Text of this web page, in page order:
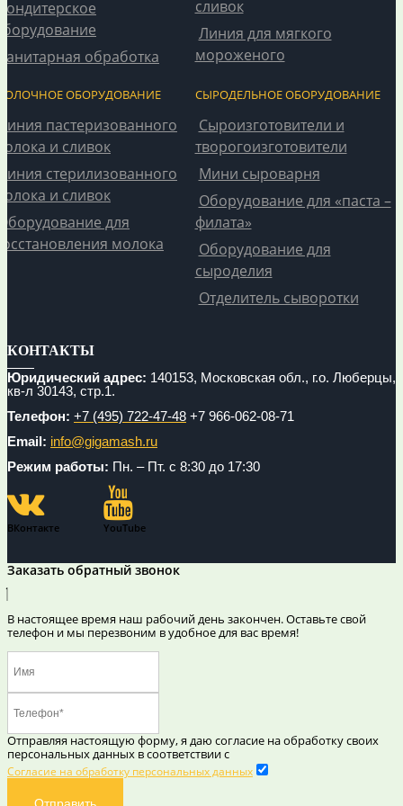
обработка
сливок
Линия для мягкого
мороженого
ОБОРУДОВАНИЕ
пастеризованного
и сливок
стерилизованного
и сливок
для
молока
СЫРОДЕЛЬНОЕ ОБОРУДОВАНИЕ
Сыроизготовители и
творогоизготовители
Мини сыроварня
Оборудование для «паста –
филата»
Оборудование для
сыроделия
Отделитель сыворотки
КОНТАКТЫ
Юридический адрес: 140153, Московская обл., г.о. Люберцы,
кв-л 30143, стр.1.
Телефон: +7 (495) 722-47-48 +7 966-062-08-71
Email: info@gigamash.ru
Режим работы: Пн. – Пт. с 8:30 до 17:30
ВКонтакте YouTube
Заказать обратный звонок
В настоящее время наш рабочий день закончен. Оставьте свой
телефон и мы перезвоним в удобное для вас время!
Отправляя настоящую форму, я даю согласие на обработку своих
персональных данных в соответствии с
Согласие на обработку персональных данных